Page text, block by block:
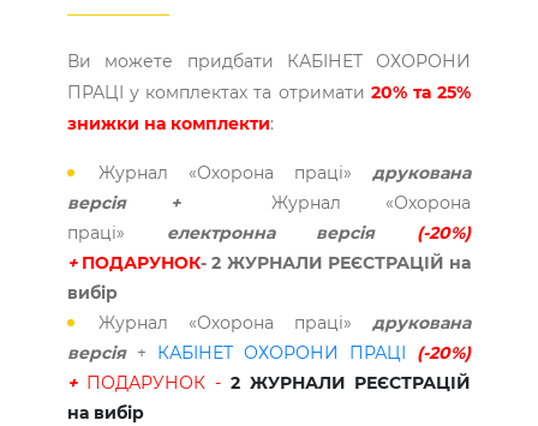
Ви можете придбати КАБІНЕТ ОХОРОНИ
ПРАЦІ у комплектах та отримати 20% та 25%
знижки на комплекти:
Журнал «Охорона праці»друкована
версія +
Журнал «Охорона
праці» електронна версія (-20%)
+ПОДАРУНОК- 2 ЖУРНАЛИ РЕЄСТРАЦІЙ на
вибір
Журнал «Охорона праці»друкована
версія + КАБІНЕТ ОХОРОНИ ПРАЦІ
(-20%)
+ ПОДАРУНОК - 2 ЖУРНАЛИ РЕЄСТРАЦІЙ
на вибір